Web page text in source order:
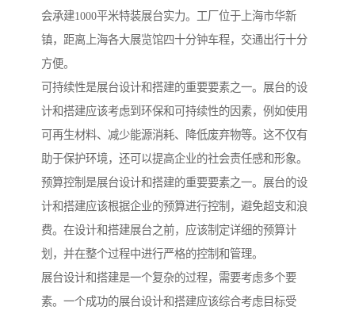
会承建1000平米特装展台实力。工厂位于上海市华新
镇，距离上海各大展览馆四十分钟车程，交通出行十分
方便。
可持续性是展台设计和搭建的重要要素之一。展台的设
计和搭建应该考虑到环保和可持续性的因素，例如使用
可再生材料、减少能源消耗、降低废弃物等。这不仅有
助于保护环境，还可以提高企业的社会责任感和形象。
预算控制是展台设计和搭建的重要要素之一。展台的设
计和搭建应该根据企业的预算进行控制，避免超支和浪
费。在设计和搭建展台之前，应该制定详细的预算计
划，并在整个过程中进行严格的控制和管理。
展台设计和搭建是一个复杂的过程，需要考虑多个要
素。一个成功的展台设计和搭建应该综合考虑目标受